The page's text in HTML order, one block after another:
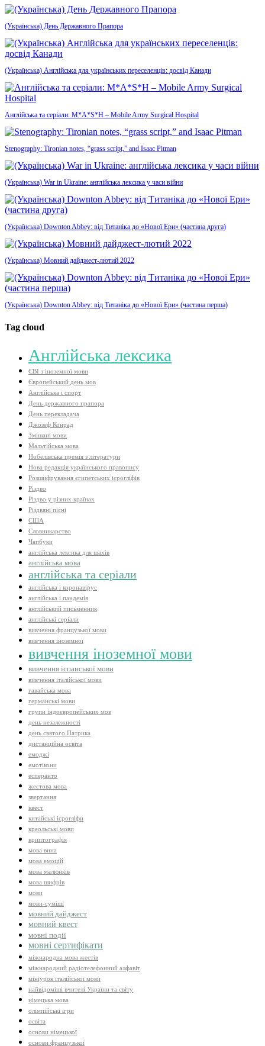
(Українська) День Державного Прапора
(Українська) Англійська для українських переселенців: досвід Канади
Англійська та серіали: M*A*S*H – Mobile Army Surgical Hospital
Stenography: Tironian notes, “grass script,” and Isaac Pitman
(Українська) War in Ukraine: англійська лексика у часи війни
(Українська) Downton Abbey: від Титаніка до «Нової Ери» (частина друга)
(Українська) Мовний дайджест-лютий 2022
(Українська) Downton Abbey: від Титаніка до «Нової Ери» (частина перша)
Tag cloud
Aнглійська лексика
ЄВІ з іноземної мови
Європейський день мов
Англійська і спорт
День державного прапора
День перекладача
Джозеф Конрад
Змішані мови
Мальтійська мова
Нобелівська премія з літератури
Нова редакція українського правопису
Розшифрування єгипетських ієрогліфів
Різдво
Різдво у різних країнах
Різдвяні пісні
США
Словникарство
Чапбуки
англійська лексика для шахів
англійська мова
англійська та серіали
англійська і коронавірус
англійська і пандемія
англійський письменник
англійські серіали
вивчення французької мови
вивчення іноземної
вивчення іноземної мови
вивчення іспанської мови
вивчення італійської мови
гавайська мова
германські мови
групи індоєвропейських мов
день незалежності
день святого Патрика
дистанційна освіта
емоджі
емотікони
есперанто
жестова мова
звертання
квест
китайські ієрогліфи
креольські мови
криптографія
мова вина
мова емоцій
мова малюнків
мова шифрів
мови
мови-суміші
мовний дайджест
мовний квест
мовні події
мовні сертифікати
міжнародна мова жестів
міжнародний радіотелефонний алфавіт
мініурок італійської мови
найвідоміші вчителі України та світу
німецька мова
олімпійські ігри
освіта
основи німецької
основи французької